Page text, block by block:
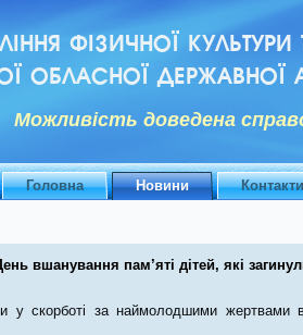
ФІЗИЧНОЇ КУЛЬТУРИ
ОБЛАСНОЇ ДЕРЖАВНОЇ
Можливiсть доведена
Головна Новини Контакти
вшанування пам’яті дітей, які
у скорботі за наймолодшими жертвами